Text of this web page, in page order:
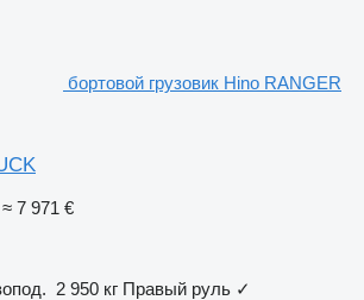
бортовой грузовик Hino RANGER
≈ 7 971 €
2 950 кг Правый руль ✓